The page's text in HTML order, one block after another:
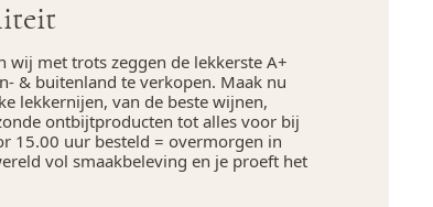
wij met trots zeggen de lekkerste A+
& buitenland te verkopen. Maak nu
lekkernijen, van de beste wijnen,
ontbijtproducten tot alles voor bij
15.00 uur besteld = overmorgen in
vol smaakbeleving en je proeft het